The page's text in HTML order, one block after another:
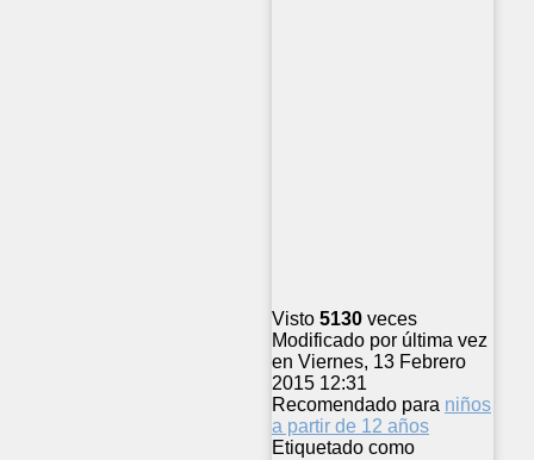
Visto 5130 veces
Modificado por última vez
en Viernes, 13 Febrero
2015 12:31
Recomendado para niños
a partir de 12 años
Etiquetado como